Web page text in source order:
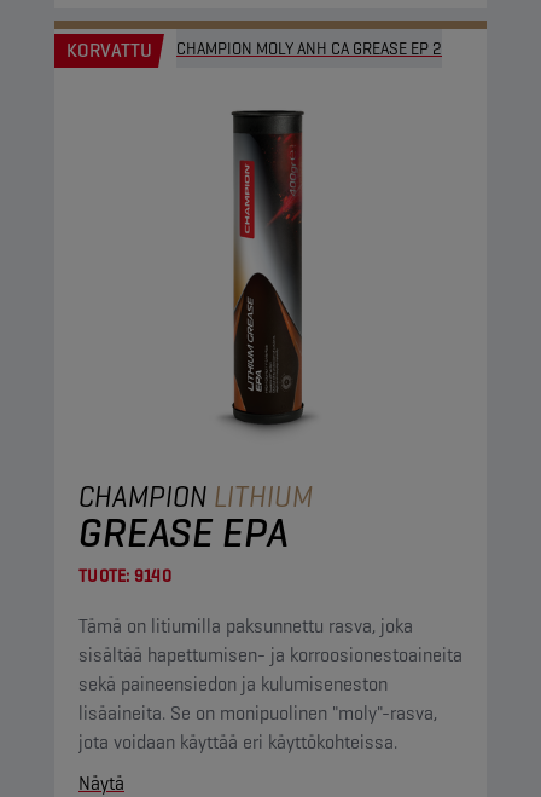
KORVATTU CHAMPION MOLY ANH CA GREASE EP 2
CHAMPION LITHIUM
GREASE EPA
TUOTE: 9140
Tämä on litiumilla paksunnettu rasva, joka
sisältää hapettumisen- ja korroosionestoaineita
sekä paineensiedon ja kulumiseneston
lisäaineita. Se on monipuolinen "moly"-rasva,
jota voidaan käyttää eri käyttökohteissa.
Näytä